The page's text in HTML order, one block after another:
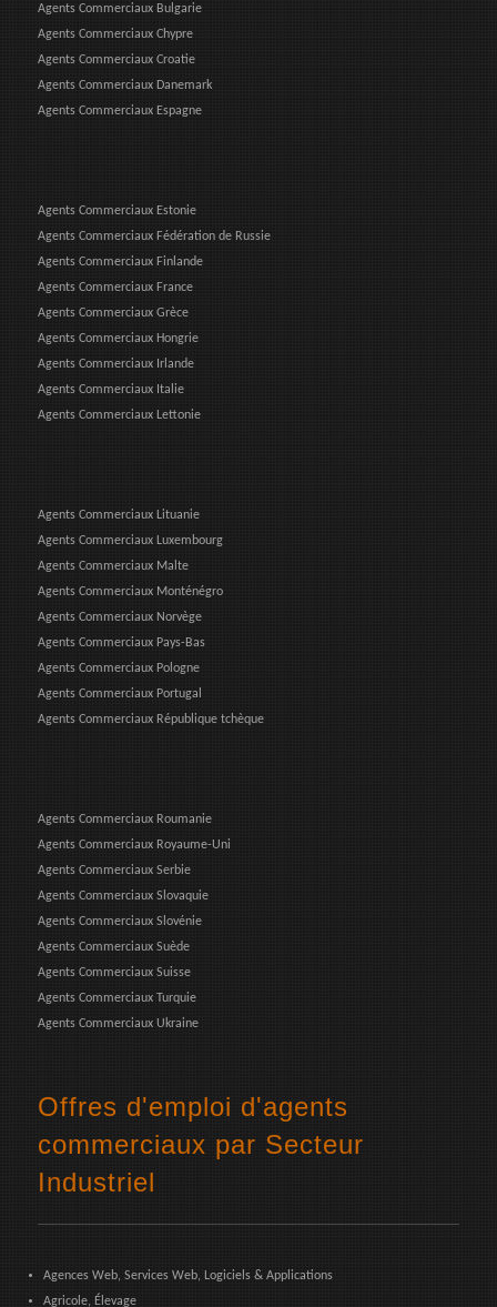
Agents Commerciaux Bulgarie
Agents Commerciaux Chypre
Agents Commerciaux Croatie
Agents Commerciaux Danemark
Agents Commerciaux Espagne
Agents Commerciaux Estonie
Agents Commerciaux Fédération de Russie
Agents Commerciaux Finlande
Agents Commerciaux France
Agents Commerciaux Grèce
Agents Commerciaux Hongrie
Agents Commerciaux Irlande
Agents Commerciaux Italie
Agents Commerciaux Lettonie
Agents Commerciaux Lituanie
Agents Commerciaux Luxembourg
Agents Commerciaux Malte
Agents Commerciaux Monténégro
Agents Commerciaux Norvège
Agents Commerciaux Pays-Bas
Agents Commerciaux Pologne
Agents Commerciaux Portugal
Agents Commerciaux République tchèque
Agents Commerciaux Roumanie
Agents Commerciaux Royaume-Uni
Agents Commerciaux Serbie
Agents Commerciaux Slovaquie
Agents Commerciaux Slovénie
Agents Commerciaux Suède
Agents Commerciaux Suisse
Agents Commerciaux Turquie
Agents Commerciaux Ukraine
Offres d'emploi d'agents
commerciaux par Secteur
Industriel
Agences Web, Services Web, Logiciels & Applications
Agricole, Élevage